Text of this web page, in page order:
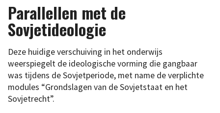
Parallellen met de
Sovjetideologie
Deze huidige verschuiving in het onderwijs
weerspiegelt de ideologische vorming die gangbaar
was tijdens de Sovjetperiode, met name de verplichte
modules “Grondslagen van de Sovjetstaat en het
Sovjetrecht”.